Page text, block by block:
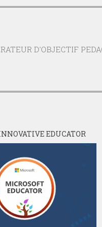
D'OBJECTIF
EDUCATOR